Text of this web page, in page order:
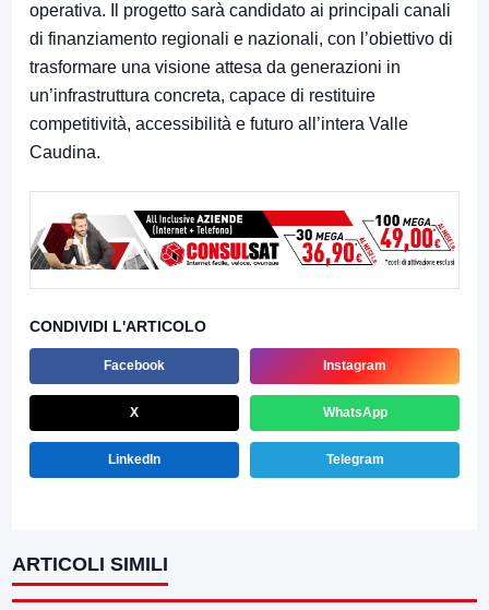
operativa. Il progetto sarà candidato ai principali canali
di finanziamento regionali e nazionali, con l’obiettivo di
trasformare una visione attesa da generazioni in
un’infrastruttura concreta, capace di restituire
competitività, accessibilità e futuro all’intera Valle
Caudina.
CONDIVIDI L'ARTICOLO
Facebook Instagram
X WhatsApp
LinkedIn Telegram
ARTICOLI SIMILI